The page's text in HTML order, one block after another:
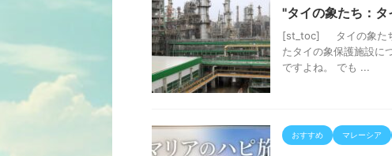
"タイの象たち：
[st_toc] タイの象たち
たタイの象保護施設に
ですよね。 でも ...
おすすめ マレーシア